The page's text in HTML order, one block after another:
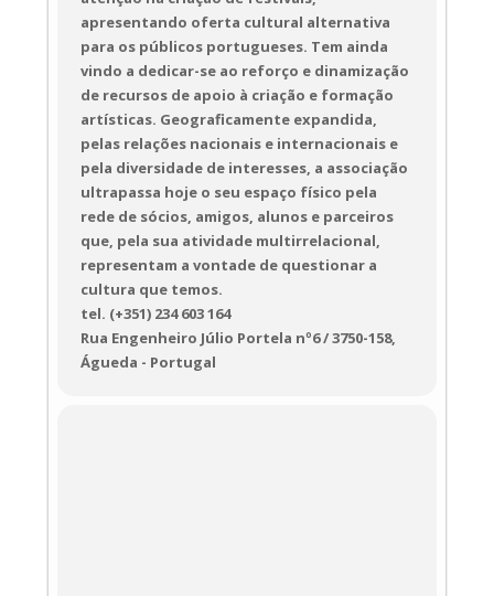
apresentando oferta cultural alternativa
para os públicos portugueses. Tem ainda
vindo a dedicar-se ao reforço e dinamização
de recursos de apoio à criação e formação
artísticas. Geograficamente expandida,
pelas relações nacionais e internacionais e
pela diversidade de interesses, a associação
ultrapassa hoje o seu espaço físico pela
rede de sócios, amigos, alunos e parceiros
que, pela sua atividade multirrelacional,
representam a vontade de questionar a
cultura que temos.
tel. (+351) 234 603 164
Rua Engenheiro Júlio Portela nº6 / 3750-158,
Águeda - Portugal